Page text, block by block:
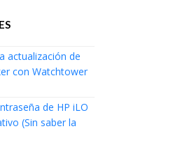
actualización de
con Watchtower
de HP iLO
(Sin saber la